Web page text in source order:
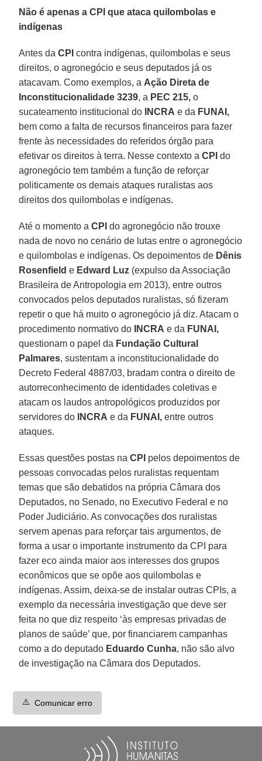
Não é apenas a CPI que ataca quilombolas e
indígenas
Antes daCPI contra indígenas, quilombolas e seus
direitos, o agronegócio e seus deputados já os
atacavam. Como exemplos, a Ação Direta de
Inconstitucionalidade 3239, a PEC 215, o
sucateamento institucional do
INCRA e da FUNAI,
bem como a falta de recursos financeiros para fazer
frente às necessidades do referidos órgão para
efetivar os direitos à terra. Nesse contexto aCPI do
agronegócio tem também a função de reforçar
politicamente os demais ataques ruralistas aos
direitos dos quilombolas e indígenas.
Até o momento aCPI do agronegócio não trouxe
nada de novo no cenário de lutas entre o agronegócio
e quilombolas e indígenas. Os depoimentos de Dênis
Rosenfield e Edward Luz (expulso da Associação
Brasileira de Antropologia em 2013), entre outros
convocados pelos deputados ruralistas, só fizeram
repetir o que há muito o agronegócio já diz. Atacam o
procedimento normativo do
INCRA e da FUNAI,
questionam o papel da Fundação Cultural
Palmares, sustentam a inconstitucionalidade do
Decreto Federal 4887/03, bradam contra o direito de
autorreconhecimento de identidades coletivas e
atacam os laudos antropológicos produzidos por
servidores do
INCRA e da FUNAI, entre outros
ataques.
Essas questões postas naCPI pelos depoimentos de
pessoas convocadas pelos ruralistas requentam
temas que são debatidos na própria Câmara dos
Deputados, no Senado, no Executivo Federal e no
Poder Judiciário. As convocações dos ruralistas
servem apenas para reforçar tais argumentos, de
forma a usar o importante instrumento da CPI para
fazer eco ainda maior aos interesses dos grupos
econômicos que se opõe aos quilombolas e
indígenas. Assim, deixa-se de instalar outras CPIs, a
exemplo da necessária investigação que deve ser
feita no que diz respeito ‘às empresas privadas de
planos de saúde’ que, por financiarem campanhas
como a do deputado Eduardo Cunha, não são alvo
de investigação na Câmara dos Deputados.
⚠️ Comunicar erro